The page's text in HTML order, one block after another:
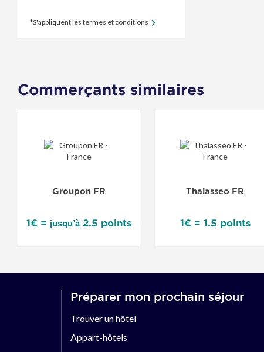
*S'appliquent les termes et conditions
Commerçants similaires
Groupon FR
1€ = jusqu’à2.5 points
Thalasseo FR
1€ = 1.5 points
Préparer mon prochain séjour
Trouver un hôtel
Appart-hôtels